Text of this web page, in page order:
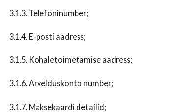
3.1.3. Telefoninumber;
3.1.4. E-posti aadress;
3.1.5. Kohaletoimetamise aadress;
3.1.6. Arvelduskonto number;
3.1.7. Maksekaardi detailid;